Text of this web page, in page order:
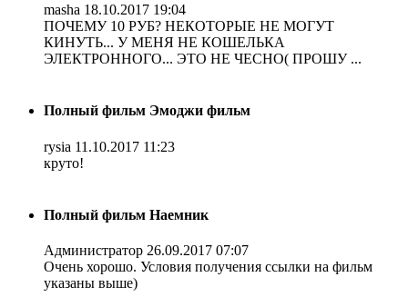
masha 18.10.2017 19:04
ПОЧЕМУ 10 РУБ? НЕКОТОРЫЕ НЕ МОГУТ
КИНУТЬ... У МЕНЯ НЕ КОШЕЛЬКА
ЭЛЕКТРОННОГО... ЭТО НЕ ЧЕСНО( ПРОШУ ...
Полный фильм Эмоджи фильм
rysia 11.10.2017 11:23
круто!
Полный фильм Наемник
Администратор 26.09.2017 07:07
Очень хорошо. Условия получения ссылки на фильм
указаны выше)